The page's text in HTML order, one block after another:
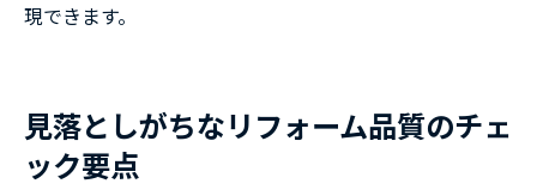
現できます。
見落としがちなリフォーム品質のチェ
ック要点